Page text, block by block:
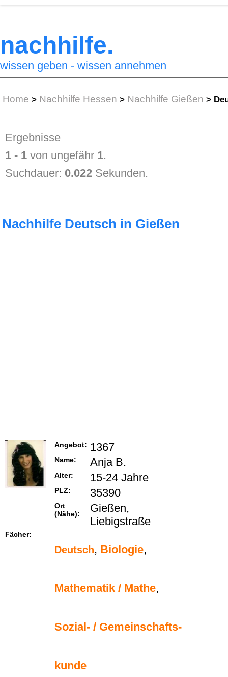
nachhilfe.
wissen geben - wissen annehmen
Home > Nachhilfe Hessen > Nachhilfe Gießen >
Ergebnisse
1 - 1 von ungefähr 1.
Suchdauer: 0.022 Sekunden.
Nachhilfe Deutsch in Gießen
Angebot: 1367
Name: Anja B.
Alter: 15-24 Jahre
PLZ: 35390
Ort
(Nähe):
Gießen,
Liebigstraße
Fächer:
Deutsch, Biologie,
Mathematik / Mathe,
Sozial- / Gemeinschafts-
kunde